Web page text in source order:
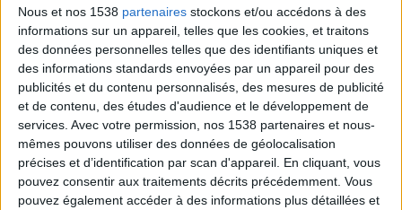
Nous et nos 1538 partenaires stockons et/ou accédons à des
informations sur un appareil, telles que les cookies, et traitons
des données personnelles telles que des identifiants uniques et
des informations standards envoyées par un appareil pour des
publicités et du contenu personnalisés, des mesures de publicité
et de contenu, des études d'audience et le développement de
services. Avec votre permission, nos 1538 partenaires et nous-
mêmes pouvons utiliser des données de géolocalisation
précises et d’identification par scan d'appareil. En cliquant, vous
pouvez consentir aux traitements décrits précédemment. Vous
pouvez également accéder à des informations plus détaillées et
Combien de kilos souhaitez-vous perdre ?
Moins de
5 kilos
De 5 à 10
kilos
Plus de
10 kilos